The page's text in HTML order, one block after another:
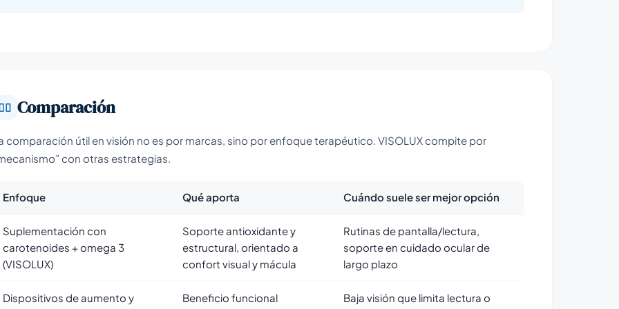
Comparación
comparación útil en visión no es por marcas, sino por enfoque terapéutico. VISOLUX compite por
con otras estrategias.
Enfoque Qué aporta Cuándo suele ser mejor opción
Suplementación con
carotenoides + omega 3
(VISOLUX)
Soporte antioxidante y
estructural, orientado a
confort visual y mácula
Rutinas de pantalla/lectura,
soporte en cuidado ocular de
largo plazo
Dispositivos de aumento y
Beneficio funcional
Baja visión que limita lectura o